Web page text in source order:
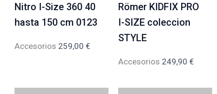
Nitro I-Size 360 40
hasta 150 cm 0123
Accesorios 259,00 €
Römer KIDFIX PRO
I-SIZE coleccion
STYLE
Accesorios 249,90 €